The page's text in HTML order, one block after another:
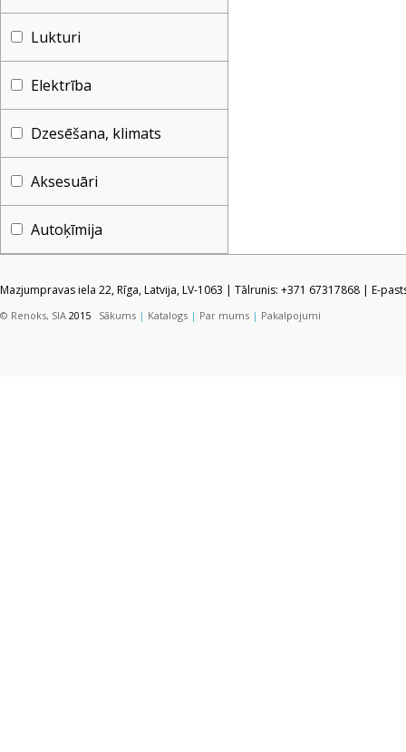
Lukturi
Elektrība
Dzesēšana, klimats
Aksesuāri
Autoķīmija
Mazjumpravas iela 22, Rīga, Latvija, LV-1063 | Tālrunis: +371 67317868 | E-
© Renoks, SIA 2015 Sākums | Katalogs | Par mums | Pakalpojumi